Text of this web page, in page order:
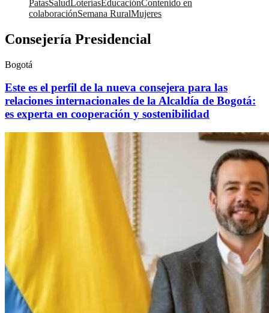
PatasSaludLoteríasEducaciónContenido en
colaboraciónSemana RuralMujeres
Consejería Presidencial
Bogotá
Este es el perfil de la nueva consejera para las
relaciones internacionales de la Alcaldía de Bogotá:
es experta en cooperación y sostenibilidad